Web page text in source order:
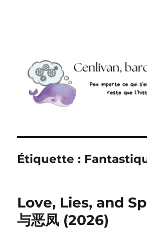
Étiquette :
Love, Lies, and
与恶凤 (2026)